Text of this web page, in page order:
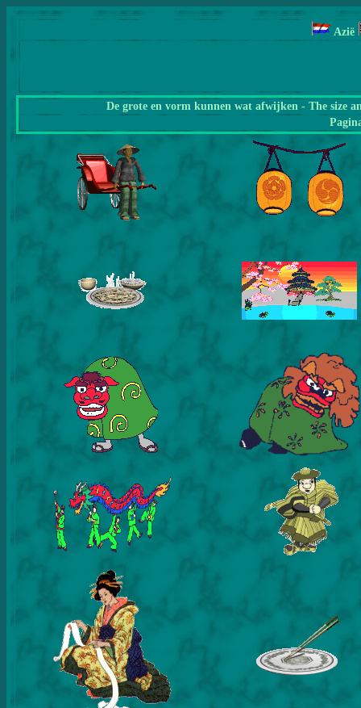
Azië
De grote en vorm kunnen wat afwijken - The size